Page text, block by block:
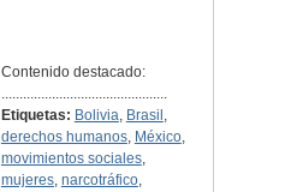
Contenido destacado:
..............................................
Etiquetas: Bolivia, Brasil ,
derechos humanos, México,
movimientos sociales,
mujeres, narcotráfico,